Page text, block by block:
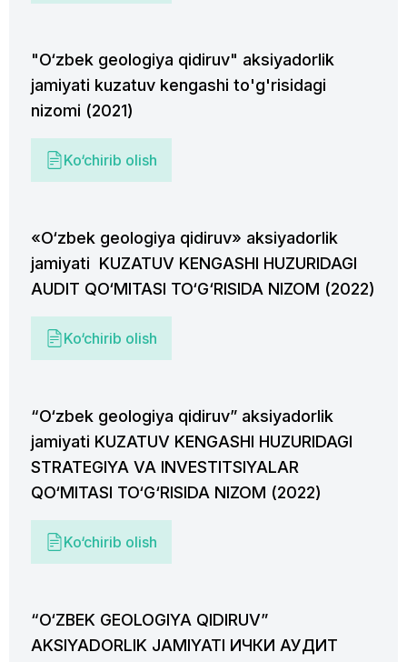
"O‘zbek geologiya qidiruv" aksiyadorlik
jamiyati kuzatuv kengashi to'g'risidagi
nizomi (2021)
Ko‘chirib olish
«O‘zbek geologiya qidiruv» aksiyadorlik
jamiyati KUZATUV KENGASHI HUZURIDAGI
AUDIT QO‘MITASI TO‘G‘RISIDA NIZOM (2022)
Ko‘chirib olish
“O‘zbek geologiya qidiruv” aksiyadorlik
jamiyati KUZATUV KENGASHI HUZURIDAGI
STRATEGIYA VA INVESTITSIYALAR
QO‘MITASI TO‘G‘RISIDA NIZOM (2022)
Ko‘chirib olish
“O‘ZBEK GEOLOGIYA QIDIRUV”
AKSIYADORLIK JAMIYATI ИЧКИ АУДИТ